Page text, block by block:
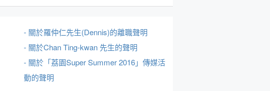
- 關於羅仲仁先生(Dennis)的離職聲明
- 關於Chan Ting-kwan 先生的聲明
- 關於「荔園Super Summer 2016」傳媒活
動的聲明